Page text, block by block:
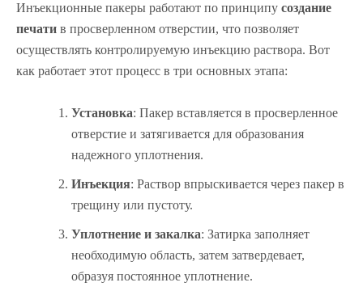
Инъекционные пакеры работают по принципу создание
печати в просверленном отверстии, что позволяет
осуществлять контролируемую инъекцию раствора. Вот
как работает этот процесс в три основных этапа:
Установка: Пакер вставляется в просверленное
отверстие и затягивается для образования
надежного уплотнения.
Инъекция: Раствор впрыскивается через пакер в
трещину или пустоту.
Уплотнение и закалка: Затирка заполняет
необходимую область, затем затвердевает,
образуя постоянное уплотнение.